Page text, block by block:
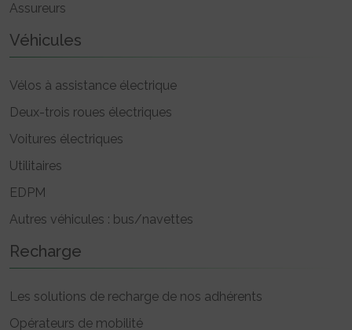
Assureurs
Véhicules
Vélos à assistance électrique
Deux-trois roues électriques
Voitures électriques
Utilitaires
EDPM
Autres véhicules : bus/navettes
Recharge
Les solutions de recharge de nos adhérents
Opérateurs de mobilité